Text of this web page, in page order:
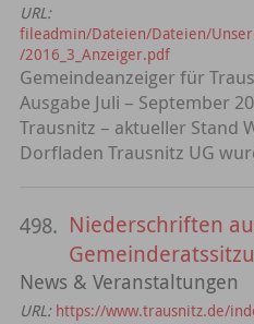
URL:
fileadmin/Dateien/Dateien/
/2016_3_Anzeiger.pdf
Gemeindeanzeiger für
Ausgabe Juli – September
Trausnitz – aktueller Stand
Dorfladen Trausnitz UG
498. Niederschriften
News & Veranstaltungen
URL: https://www.trausnitz.de/